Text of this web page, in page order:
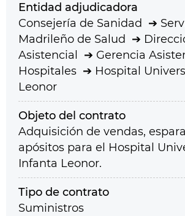
Entidad adjudicadora
Consejería de Sanidad
Madrileño de Salud
Asistencial
Gerencia
Hospitales
Hospital
Leonor
Objeto del contrato
Adquisición de vendas,
apósitos para el Hospital
Infanta Leonor.
Tipo de contrato
Suministros